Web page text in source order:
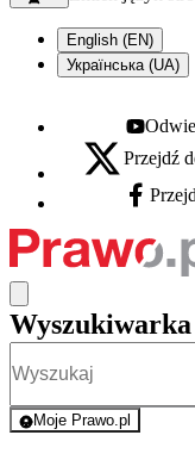
English (EN)
Українська (UA)
Youtube -
X - otwiera się w
Przejdź
Facebook -
Wyszukiwarka
Moje Prawo.pl
- rejestracja i